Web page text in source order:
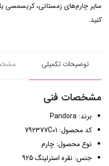
کنید.
توضیحات تکمیلی
مشخصات فنی
برند: Pandora
کد محصول: 792377C01
نوع محصول: چارم
جنس: نقره استرلینگ 925